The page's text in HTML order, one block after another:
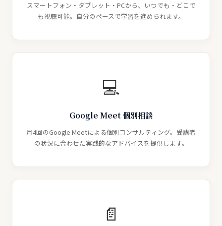
スマートフォン・タブレット・PCから、いつでも・どこで
も視聴可能。自分のペースで学習を進められます。
💻
Google Meet 個別相談
月4回のGoogle Meetによる個別コンサルティング。受講者
の状況に合わせた実践的なアドバイスを提供します。
📄